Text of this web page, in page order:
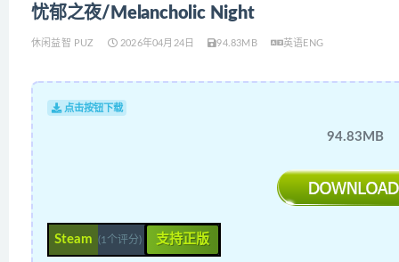
忧郁之夜/Melancholic Night
休闲益智 PUZ 2026年04月24日 94.83MB 英语ENG
点击按钮下载
94.83MB
Steam (1个评分) 支持正版